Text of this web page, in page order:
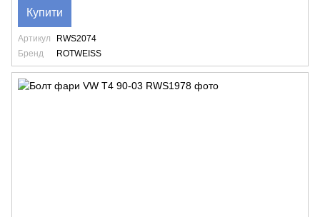
Купити
Артикул
RWS2074
Бренд
ROTWEISS